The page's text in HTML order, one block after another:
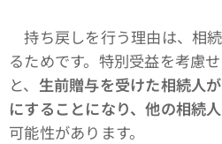
持ち戻しを行う理由は、相
るためです。特別受益を考慮
と、 生前贈与を受けた相続人
にすることになり、他の相続
可能性があります。